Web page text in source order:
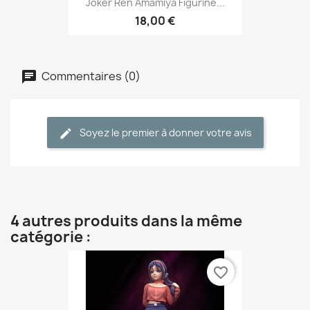
18,00 €
Commentaires (0)
Soyez le premier à donner votre avis
4 autres produits dans la même
catégorie :
favorite_border